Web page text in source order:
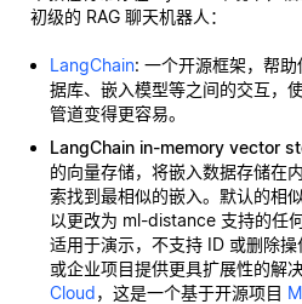
初级的 RAG 聊天机器人：
LangChain: 一个开源框架，帮
据库、嵌入模型等之间的交互，
管道变得更容易。
LangChain in-memory vector
的向量存储，将嵌入数据存储在
索找到最相似的嵌入。默认的相
以更改为 ml-distance 支持的任
适用于演示，不支持 ID 或删除
或企业项目提供更具扩展性的解
Cloud，这是一个基于开源项目